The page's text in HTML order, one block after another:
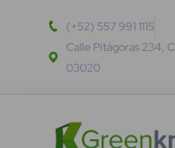
(+52) 557 991 1115
Calle Pitágoras 234,
03020